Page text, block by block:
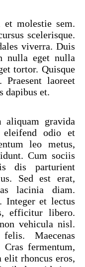
et molestie sem.
scelerisque.
viverra. Duis
nulla eget nulla
tortor. Quisque
Praesent laoreet
dapibus et.
gravida
odio et
leo metus,
Cum sociis
dis parturient
Sed est erat,
lacinia diam.
Integer et lectus
efficitur libero.
vehicula nisl.
Maecenas
Cras fermentum,
elit rhoncus eros,